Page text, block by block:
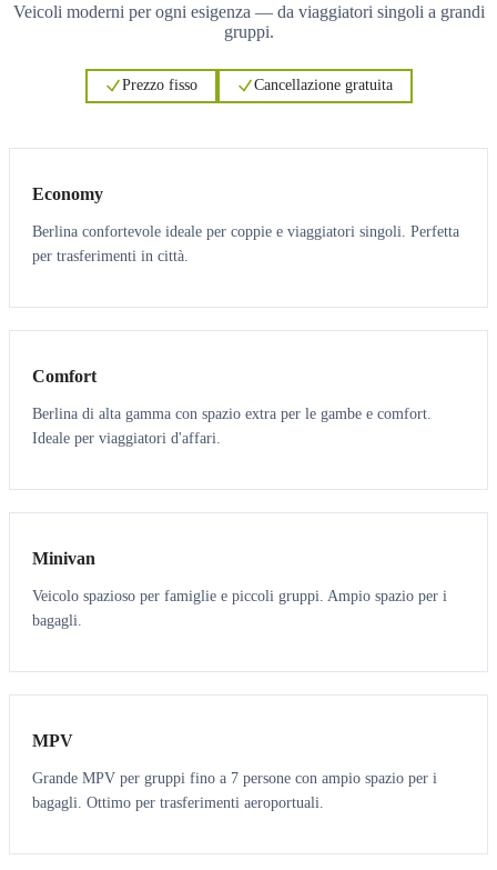
Veicoli moderni per ogni esigenza — da viaggiatori singoli a grandi
gruppi.
Prezzo fisso Cancellazione gratuita
Economy
Berlina confortevole ideale per coppie e viaggiatori singoli. Perfetta
per trasferimenti in città.
3 3
Comfort
Berlina di alta gamma con spazio extra per le gambe e comfort.
Ideale per viaggiatori d'affari.
6 5
Minivan
Veicolo spazioso per famiglie e piccoli gruppi. Ampio spazio per i
bagagli.
7 7
MPV
Grande MPV per gruppi fino a 7 persone con ampio spazio per i
bagagli. Ottimo per trasferimenti aeroportuali.